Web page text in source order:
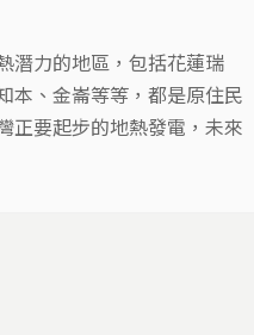
潛力的地區，包括花蓮瑞
本、金崙等等，都是原住民
正要起步的地熱發電，未來
榮呢？